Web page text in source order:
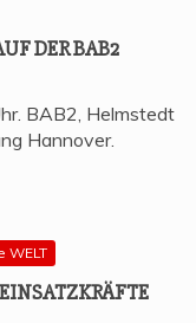
DER BAB2
BAB2, Helmstedt
Hannover.
WELT